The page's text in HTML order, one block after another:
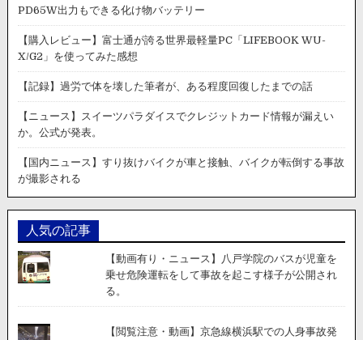
PD65W出力もできる化け物バッテリー
【購入レビュー】富士通が誇る世界最軽量PC「LIFEBOOK WU-
X/G2」を使ってみた感想
【記録】過労で体を壊した筆者が、ある程度回復したまでの話
【ニュース】スイーツパラダイスでクレジットカード情報が漏えい
か。公式が発表。
【国内ニュース】すり抜けバイクが車と接触、バイクが転倒する事故
が撮影される
人気の記事
【動画有り・ニュース】八戸学院のバスが児童を
乗せ危険運転をして事故を起こす様子が公開され
る。
【閲覧注意・動画】京急線横浜駅での人身事故発